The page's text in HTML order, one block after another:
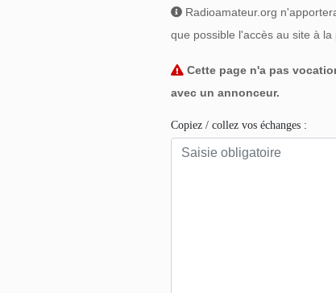
Radioamateur.org
que possible l'accès au site à la
Cette page n'a pas
avec un annonceur.
Copiez / collez vos échanges :